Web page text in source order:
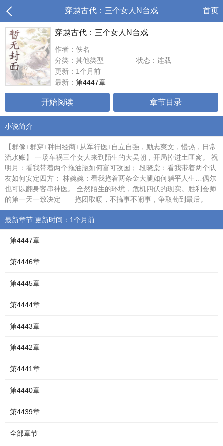
穿越古代：三个女人N台戏 首页
穿越古代：三个女人N台戏
作者：佚名
分类：其他类型
状态：连载
更新：1个月前
最新： 第4447章
开始阅读 章节目录
小说简介
【群像+群穿+种田经商+从军行医+自立自强，励志爽文，慢热，日常
流水账】 一场车祸三个女人来到陌生的大吴朝，开局掉进土匪窝。 祝
明月：看我带着两个拖油瓶如何富可敌国； 段晓棠：看我带着两个队
友如何安定四方； 林婉婉：看我抱着两条金大腿如何躺平人生…偶尔
也可以翻身客串神医。 全然陌生的环境，危机四伏的现实。胜利会师
的第一天一致决定——抱团取暖，不搞事不闹事，争取苟到最后。
最新章节 更新时间：1个月前
第4447章
第4446章
第4445章
第4444章
第4443章
第4442章
第4441章
第4440章
第4439章
全部章节